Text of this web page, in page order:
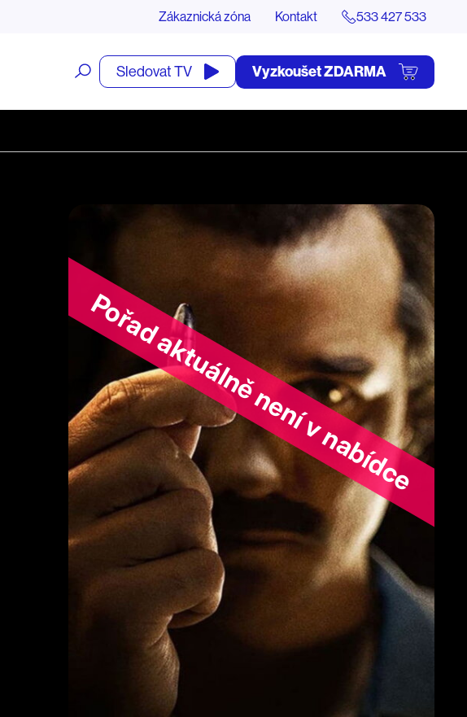
Zákaznická zóna Kontakt 533 427 533
Otevřít
vyhledávání
Sledovat TV Vyzkoušet ZDARMA
Pořad aktuálně není v nabídce